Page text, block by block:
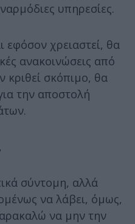
υπηρεσίες.
εφόσον χρειαστεί, θα
ανακοινώσεις από
κριθεί σκόπιμο, θα
την αποστολή
σύντομη, αλλά
να λάβει, όμως,
να μην την